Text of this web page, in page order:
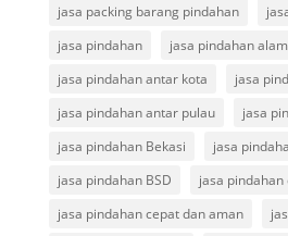
jasa packing barang pindahan
jasa pindahan
jasa pindahan
jasa pindahan antar kota
jasa
jasa pindahan antar pulau
jasa
jasa pindahan Bekasi
jasa
jasa pindahan BSD
jasa pindahan
jasa pindahan cepat dan aman